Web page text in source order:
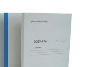
CITESTE MAI MULT